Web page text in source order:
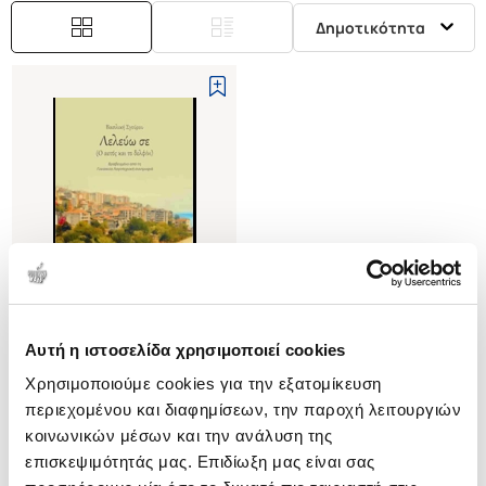
Αυτή η ιστοσελίδα χρησιμοποιεί cookies
Χρησιμοποιούμε cookies για την εξατομίκευση
περιεχομένου και διαφημίσεων, την παροχή λειτουργιών
κοινωνικών μέσων και την ανάλυση της
επισκεψιμότητάς μας. Επιδίωξη μας είναι σας
Δημοτικότητα
(0)
Λελεύω σε (Ο αετός και το
δελφίνι)
ΣΓΟΥΡΟΥ ΒΑΣΙΛΙΚΗ
Κωδ. Πολιτείας:7373-0144